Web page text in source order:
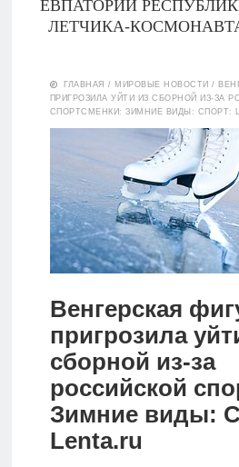
ЕВПАТОРИИ
ЛЕТЧИКА-
Тренеры
Документы
Контакты
Новости
Родителям
О
нас
Версия для
слабовидящих
ГЛАВНАЯ / МИРОВЫЕ НОВОСТИ /
ПРИГРОЗИЛА УЙТИ ИЗ СБОРНОЙ ИЗ-ЗА
СПОРТСМЕНКИ: ЗИМНИЕ ВИДЫ: СПОРТ:
Венгерская
пригрозила
сборной из-за
российской
Зимние виды:
Lenta.ru